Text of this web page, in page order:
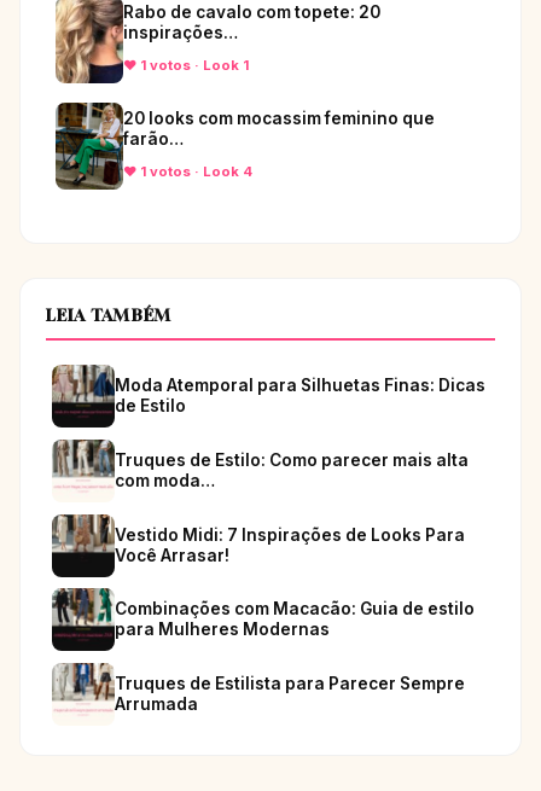
Rabo de cavalo com topete: 20
inspirações…
♥ 1 votos · Look 1
20 looks com mocassim feminino que
farão…
♥ 1 votos · Look 4
LEIA TAMBÉM
Moda Atemporal para Silhuetas Finas: Dicas
de Estilo
Truques de Estilo: Como parecer mais alta
com moda…
Vestido Midi: 7 Inspirações de Looks Para
Você Arrasar!
Combinações com Macacão: Guia de estilo
para Mulheres Modernas
Truques de Estilista para Parecer Sempre
Arrumada